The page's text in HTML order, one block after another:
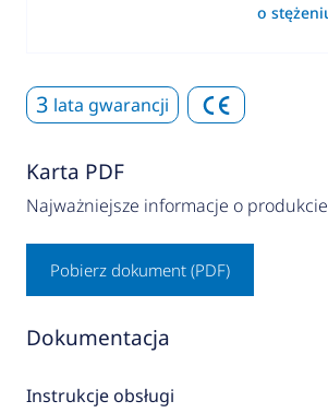
o
3 lata gwarancji
Karta PDF
Najważniejsze informacje o
Pobierz dokument (PDF)
Dokumentacja
Instrukcje obsługi